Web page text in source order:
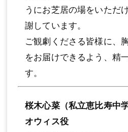
うにお芝居の場をいただ
謝しています。
ご観劇くださる皆様に、
をお届けできるよう、精
す。
桜⽊⼼菜（私⽴恵⽐寿中
オウィス役